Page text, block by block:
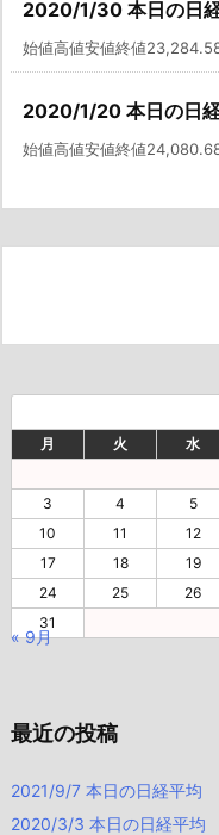
2020/1/30 本日の日
始値高値安値終値
2020/1/20 本日の日
始値高値安値終値
月
火 水
3
4 5
10
11 12
17
18 19
24
25 26
31
« 9月
最近の投稿
2021/9/7 本日の日経平均
2020/3/3 本日の日経平均